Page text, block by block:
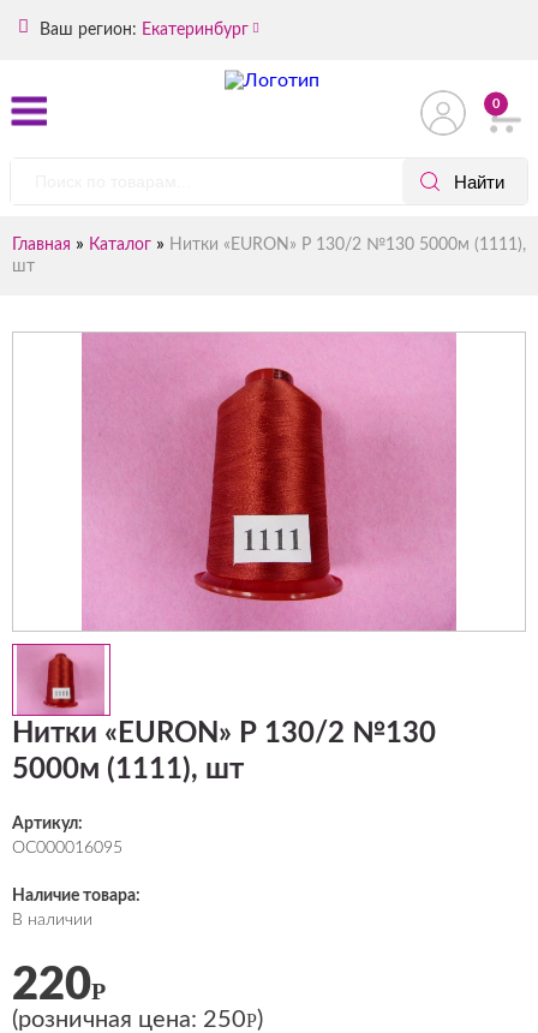
Ваш регион: Екатеринбург
0
Главная » Каталог » Нитки «EURON» Р 130/2 №130 5000м (1111),
шт
Нитки «EURON» Р 130/2 №130
5000м (1111), шт
Артикул:
ОС000016095
Наличие товара:
В наличии
220Р
(розничная цена: 250Р)